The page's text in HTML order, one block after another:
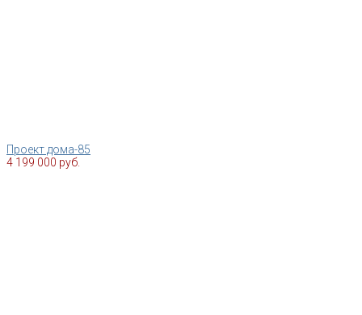
Проект дома-85
4 199 000 руб.